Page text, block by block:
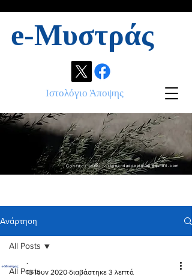
e-Μυστράς
Ιστολόγιο Άποψης
Contact info: ikonandassociates@gmail.com
Ανάρτηση
All Posts
All Posts
.
13 Ιουν 2020 διαβάστηκε 3 λεπτά